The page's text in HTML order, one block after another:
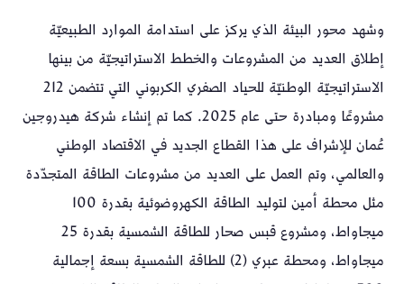
وشهد محور البيئة الذي يركز على استدامة الموارد الطبيعيّة
إطلاق العديد من المشروعات والخطط الاستراتيجيّة من بينها
الاستراتيجيّة الوطنيّة للحياد الصفري الكربوني التي تتضمن 212
مشروعًا ومبادرة حتى عام 2025. كما تم إنشاء شركة هيدروجين
عُمان للإشراف على هذا القطاع الجديد في الاقتصاد الوطني
والعالمي، وتم العمل على العديد من مشروعات الطاقة المتجدّدة
مثل محطة أمين لتوليد الطاقة الكهروضوئية بقدرة 100
ميجاواط، ومشروع قبس صحار للطاقة الشمسية بقدرة 25
ميجاواط، ومحطة عبري (2) للطاقة الشمسية بسعة إجمالية